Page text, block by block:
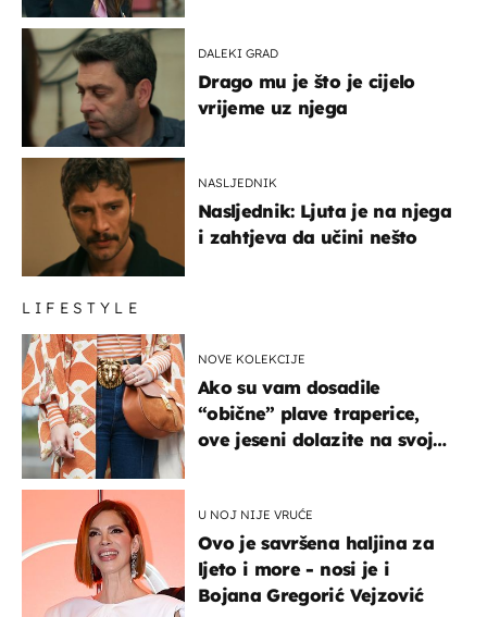
DALEKI GRAD
Drago mu je što je cijelo
vrijeme uz njega
NASLJEDNIK
Nasljednik: Ljuta je na njega
i zahtjeva da učini nešto
LIFESTYLE
NOVE KOLEKCIJE
Ako su vam dosadile
“obične” plave traperice,
ove jeseni dolazite na svoje
U NOJ NIJE VRUĆE
Ovo je savršena haljina za
ljeto i more - nosi je i
Bojana Gregorić Vejzović